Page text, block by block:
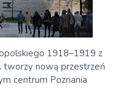
1918–1919 z
tworzy nową przestrzeń
centrum Poznania